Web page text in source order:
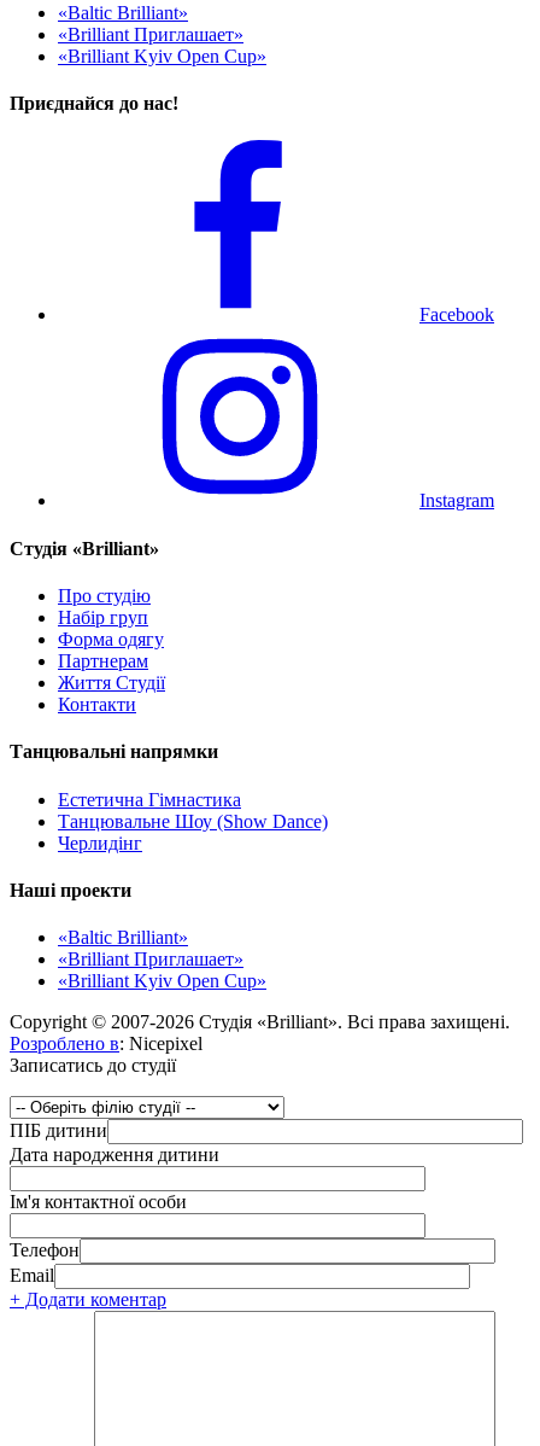
«Baltic Brilliant»
«Brilliant Приглашает»
«Brilliant Kyiv Open Cup»
Приєднайся до нас!
Facebook
Instagram
Cтудія «Brilliant»
Про студію
Набір груп
Форма одягу
Партнерам
Життя Студії
Контакти
Танцювальні напрямки
Естетична Гімнастика
Танцювальне Шоу (Show Dance)
Черлидінг
Наші проекти
«Baltic Brilliant»
«Brilliant Приглашает»
«Brilliant Kyiv Open Cup»
Copyright © 2007-2026 Студія «Brilliant». Всі права захищені.
Розроблено в: Nicepixel
Записатись до студії
ПІБ дитини
Дата народження дитини
Ім'я контактної особи
Телефон
Email
+ Додати коментар